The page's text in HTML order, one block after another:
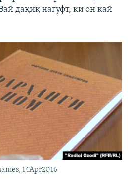
дақиқ нагуфт, ки он кай
14Apr2016